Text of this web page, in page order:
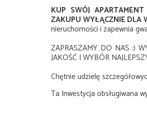
KUP SWÓJ
ZAKUPU WYŁĄCZNIE DLA
nieruchomości i zapewnia
ZAPRASZAMY DO NAS :)
JAKOŚĆ I WYBÓR
Chętnie udzielę
Ta Inwestycja obsługiwana